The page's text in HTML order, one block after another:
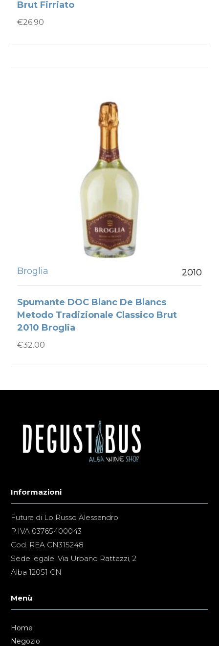
Brut Firriato
€26.90
Broglia 2010
Spumante DOC Blanc De Blancs
Metodo Tradizionale Classico Brut
2010 Broglia
€32.00
Informazioni
Futura di Lo Russo Alessandro
P.IVA 03765400043
Cod. REA CN315248
Sede legale: Via Urbano Rattazzi, 2
Alba 12051 CN
Menù
Home
Negozio